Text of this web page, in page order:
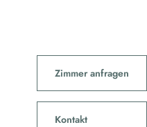
Zimmer anfragen
Kontakt